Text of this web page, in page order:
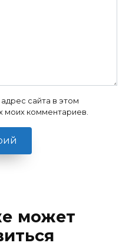
сайта в этом
моих комментариев.
может